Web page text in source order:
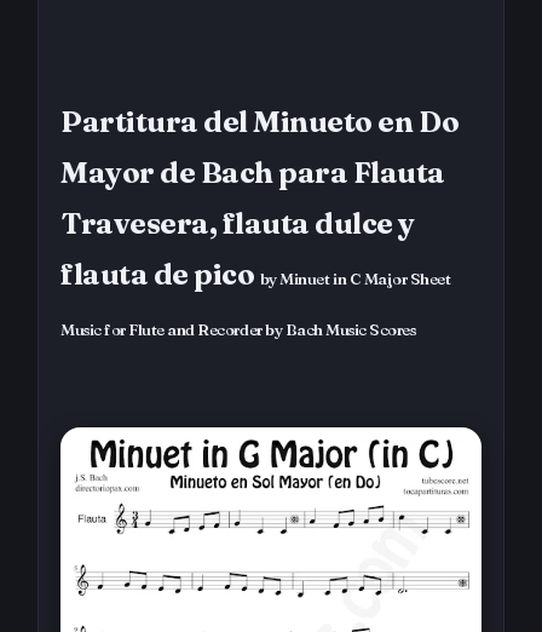
Partitura del Minueto en Do
Mayor de Bach para Flauta
Travesera, flauta dulce y
flauta de pico by Minuet in C Major Sheet
Music for Flute and Recorder by Bach Music Scores